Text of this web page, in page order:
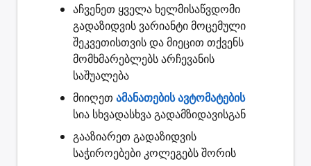
აჩვენეთ ყველა ხელმისაწვდომი
გადაზიდვის ვარიანტიმოცემული
შეკვეთისთვის და მიეცით თქვენს
მომხმარებლებს არჩევანის
საშუალება
მიიღეთ ამანათების ავტომატების
სია სხვადასხვა გადამზიდავისგან
გააზიარეთ გადაზიდვის
საჭიროებები კოლეგებს შორის